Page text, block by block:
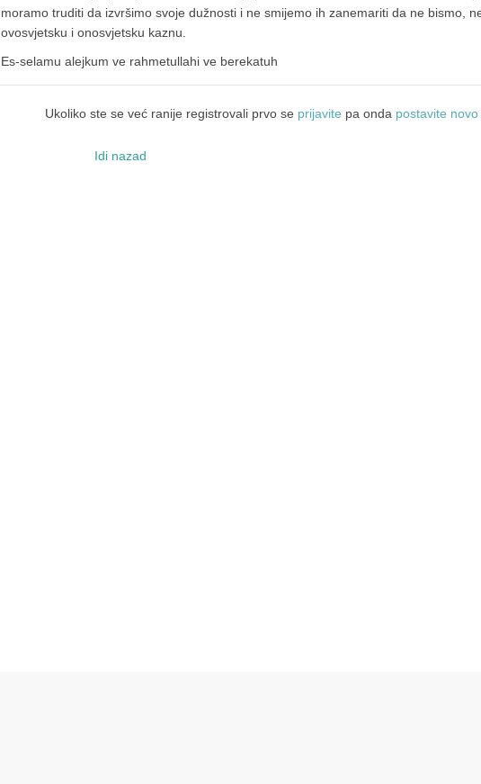
moramo truditi da izvršimo svoje dužnosti i ne smijemo ih zanemariti da ne bismo,
ovosvjetsku i onosvjetsku kaznu.
Es-selamu alejkum ve rahmetullahi ve berekatuh
Ukoliko ste se već ranije registrovali prvo se prijavite pa onda postavite novo
Idi nazad